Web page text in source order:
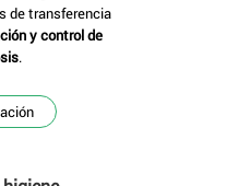
de transferencia
y control de
.